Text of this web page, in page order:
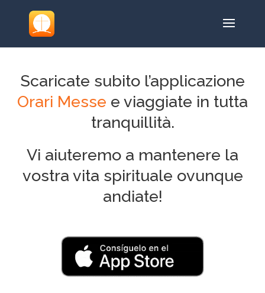
Scaricate subito l’applicazione
Orari Messe e viaggiate in tutta
tranquillità.
Vi aiuteremo a mantenere la
vostra vita spirituale ovunque
andiate!